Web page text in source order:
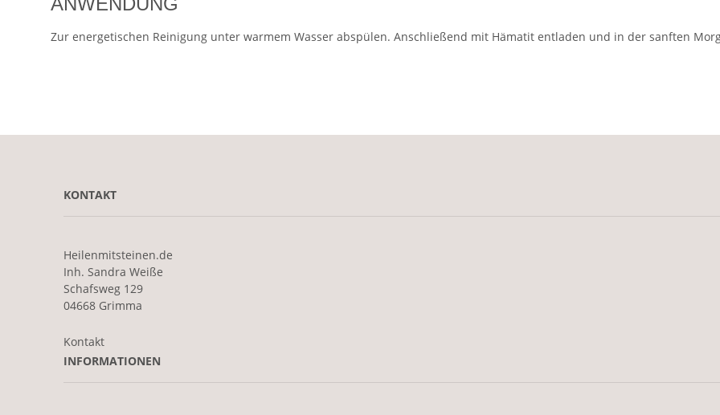
Zur energetischen Reinigung unter warmem Wasser abspülen. Anschließend mit Hämatit entladen und in der sanften
KONTAKT
Heilenmitsteinen.de
Inh. Sandra Weiße
Schafsweg 129
04668 Grimma
Kontakt
INFORMATIONEN